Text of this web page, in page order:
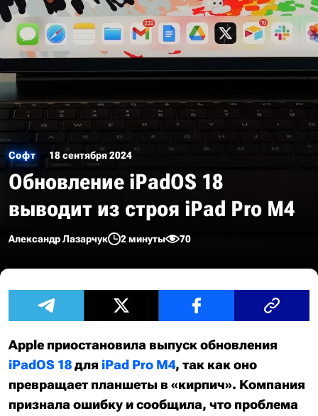
Софт 18 сентября 2024
Обновление iPadOS 18
выводит из строя iPad Pro M4
Александр Лазарчук 2 минуты 70
Apple приостановила выпуск обновления
iPadOS 18для iPad Pro M4, так как оно
превращает планшеты в «кирпич». Компания
признала ошибку и сообщила, что проблема